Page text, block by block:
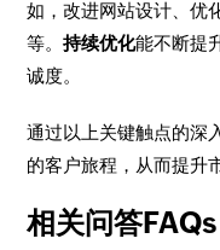
如，改进网站设计、优
等。持续优化能不断提
诚度。
通过以上关键触点的深
的客户旅程，从而提升
相关问答FAQs